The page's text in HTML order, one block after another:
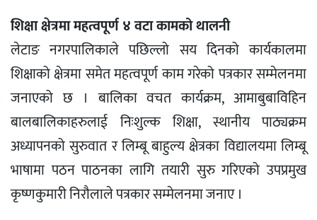
शिक्षा क्षेत्रमा महत्वपूर्ण ४ वटा कामको थालनी
लेटाङ नगरपालिकाले पछिल्लो सय दिनको कार्यकालमा
शिक्षाको क्षेत्रमा समेत महत्वपूर्ण काम गरेको पत्रकार सम्मेलनमा
जनाएको छ । बालिका वचत कार्यक्रम, आमाबुबाविहिन
बालबालिकाहरुलाई निःशुल्क शिक्षा, स्थानीय पाठ्यक्रम
अध्यापनको सुरुवात र लिम्बू बाहुल्य क्षेत्रका विद्यालयमा लिम्बू
भाषामा पठन पाठनका लागि तयारी सुरु गरिएको उपप्रमुख
कृष्णकुमारी निरौलाले पत्रकार सम्मेलनमा जनाए ।